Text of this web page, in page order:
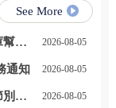
See More
幫你
2026-08-05
通知 2026-08-05
別忽
2026-08-05